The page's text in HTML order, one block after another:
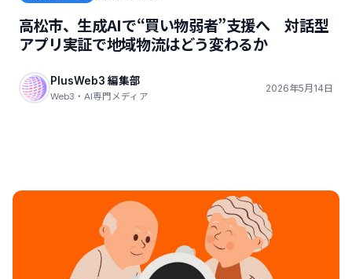
高松市、生成AIで“買い物弱者”支援へ 対話型
アプリ実証で地域物流はどう変わるか
PlusWeb3 編集部
Web3・AI専門メディア
2026年5月14日